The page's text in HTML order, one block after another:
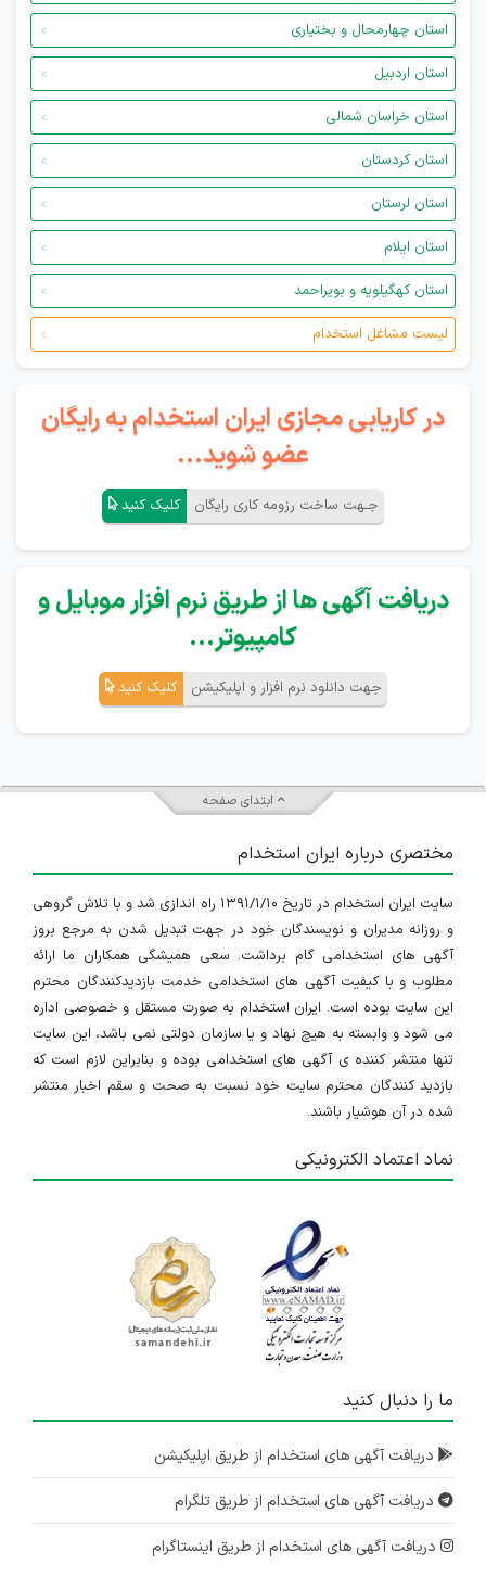
استان چهارمحال و بختیاری
استان اردبیل
استان خراسان شمالی
استان کردستان
استان لرستان
استان ایلام
استان کهگیلویه و بویراحمد
لیست مشاغل استخدام
در کاریابی مجازی ایران استخدام به رایگان
عضو شوید...
جـهت ساخت رزومه کاری رایگان کلیک کنید
دریافت آگهی ها از طریق نرم افزار موبایل و
کامپیوتر...
جهت دانلود نرم افزار و اپلیکیشن کلیک کنید
ابتدای صفحه
مختصری درباره ایران استخدام
سایت ایران استخدام در تاریخ ۱۳۹۱/۱/۱۰ راه اندازی شد و با تلاش گروهی
و روزانه مدیران و نویسندگان خود در جهت تبدیل شدن به مرجع بروز
آگهی های استخدامی گام برداشت. سعی همیشگی همکاران ما ارائه
مطلوب و با کیفیت آگهی های استخدامی خدمت بازدیدکنندگان محترم
این سایت بوده است. ایران استخدام به صورت مستقل و خصوصی اداره
می شود و وابسته به هیچ نهاد و یا سازمان دولتی نمی باشد، این سایت
تنها منتشر کننده ی آگهی های استخدامی بوده و بنابراین لازم است که
بازدید کنندگان محترم سایت خود نسبت به صحت و سقم اخبار منتشر
شده در آن هوشیار باشند.
نماد اعتماد الکترونیکی
ما را دنبال کنید
دریافت آگهی های استخدام از طریق اپلیکیشن
دریافت آگهی های استخدام از طریق تلگرام
دریافت آگهی های استخدام از طریق اینستاگرام